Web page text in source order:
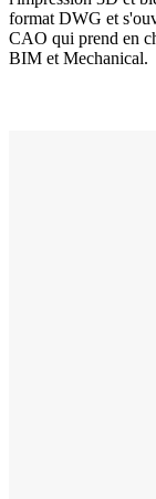
format DWG et
CAO qui prend en
BIM et Mechanical.